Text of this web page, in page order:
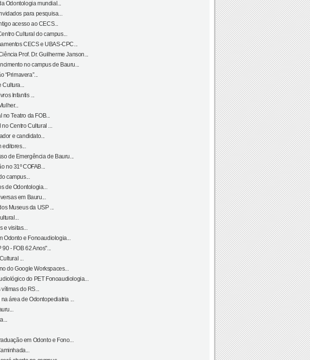
Odontologia mundial...
para pesquisa...
acesso ao CECS...
Cultural do campus...
CECS e UBAS-CPC...
Prof. Dr. Guilherme Janson...
no campus de Bauru...
Infantis ...
Teatro da FOB...
Centro Cultural ...
e candidato...
de Emergência de Bauru...
31º COFAB...
campus...
de Odontologia...
em Bauru...
Museus da USP ...
visitas...
Odonto e Fonoaudiologia...
- FOB 62 Anos"...
...
do Google Workspaces...
do PET Fonoaudiologia...
do RS...
área de Odontopediatria ...
em Odonto e Fono...